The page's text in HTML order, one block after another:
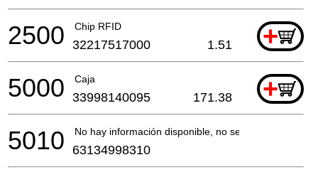
Chip RFID +
2500 32217517000 1.51
Caja +
5000 33998140095 171.38
No hay información disponible, no se puede pedir
5010 63134998310